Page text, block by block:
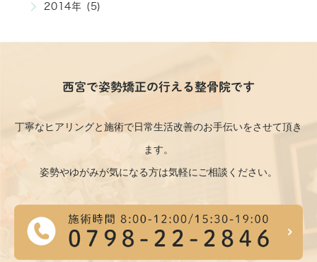
2014年 (5)
西宮で姿勢矯正の行える整骨院です
丁寧なヒアリングと施術で日常生活改善のお手伝いをさせて頂き
ます。
姿勢やゆがみが気になる方は気軽にご相談ください。